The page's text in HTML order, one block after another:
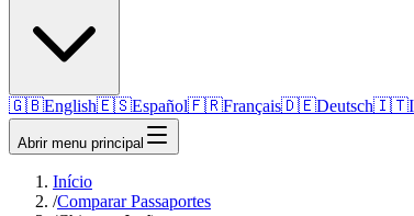
🇬🇧English🇪🇸Español🇫🇷Français🇩🇪Deutsch🇮🇹
Abrir menu principal
Início
/Comparar Passaportes